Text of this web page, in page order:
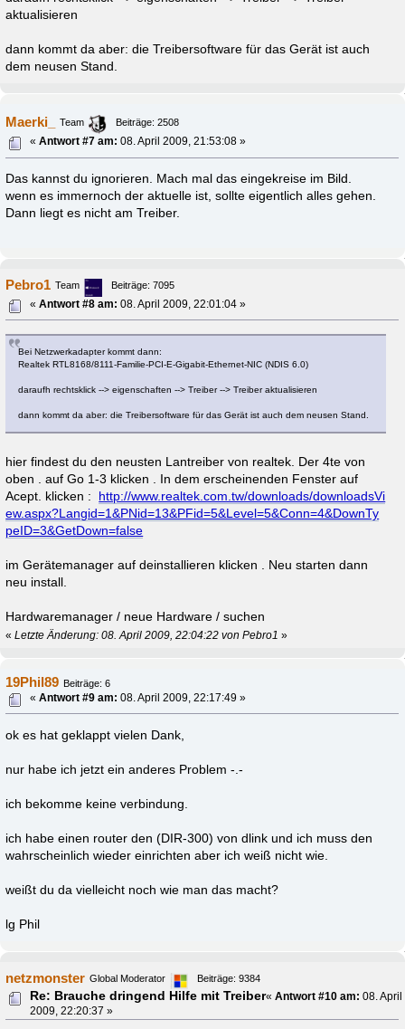
aktualisieren
dann kommt da aber: die Treibersoftware für das Gerät ist auch
dem neusen Stand.
Maerki_ Team
Beiträge: 2508
«Antwort #7 am: 08. April 2009, 21:53:08 »
Das kannst du ignorieren. Mach mal das eingekreise im Bild.
wenn es immernoch der aktuelle ist, sollte eigentlich alles gehen.
Dann liegt es nicht am Treiber.
Pebro1 Team
Beiträge: 7095
«Antwort #8 am: 08. April 2009, 22:01:04 »
Bei Netzwerkadapter kommt dann:
Realtek RTL8168/8111-Familie-PCI-E-Gigabit-Ethernet-NIC (NDIS 6.0)
daraufh rechtsklick --> eigenschaften --> Treiber --> Treiber aktualisieren
dann kommt da aber: die Treibersoftware für das Gerät ist auch dem neusen Stand.
hier findest du den neusten Lantreiber von realtek. Der 4te von
oben . auf Go 1-3 klicken . In dem erscheinenden Fenster auf
Acept. klicken :
http://www.realtek.com.tw/downloads/downloadsVi
ew.aspx?Langid=1&PNid=13&PFid=5&Level=5&Conn=4&DownTy
peID=3&GetDown=false
im Gerätemanager auf deinstallieren klicken . Neu starten dann
neu install.
Hardwaremanager / neue Hardware / suchen
«Letzte Änderung: 08. April 2009, 22:04:22 von Pebro1 »
19Phil89 Beiträge: 6
«Antwort #9 am: 08. April 2009, 22:17:49 »
ok es hat geklappt vielen Dank,
nur habe ich jetzt ein anderes Problem -.-
ich bekomme keine verbindung.
ich habe einen router den (DIR-300) von dlink und ich muss den
wahrscheinlich wieder einrichten aber ich weiß nicht wie.
weißt du da vielleicht noch wie man das macht?
lg Phil
netzmonster Global Moderator Beiträge: 9384
Re: Brauche dringend Hilfe mit Treiber«Antwort #10 am: 08. April
2009, 22:20:37 »